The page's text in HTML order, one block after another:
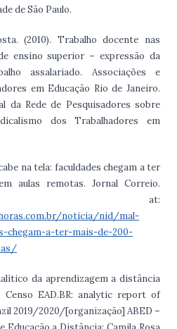
de São Paulo.
(2010). Trabalho docente nas
ensino superior – expressão da
assalariado. Associações e
em Educação Rio de Janeiro.
da Rede de Pesquisadores sobre
dos Trabalhadores em
na tela: faculdades chegam a ter
aulas remotas. Jornal Correio.
at:
noticia/nid/mal-
chegam-a-ter-mais-de-200-
da aprendizagem a distância
EAD.BR: analytic report of
2019/2020/[organização] ABED –